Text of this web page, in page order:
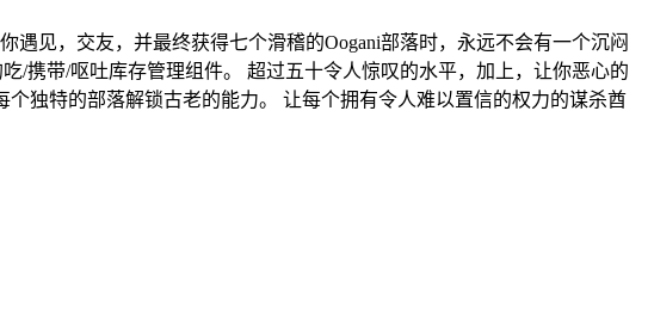
遇见，交友，并最终获得七个滑稽的Oogani部落时，永远不会有一个沉闷
/携带/呕吐库存管理组件。 超过五十令人惊叹的水平，加上，让你恶心的
独特的部落解锁古老的能力。 让每个拥有令人难以置信的权力的谋杀酋